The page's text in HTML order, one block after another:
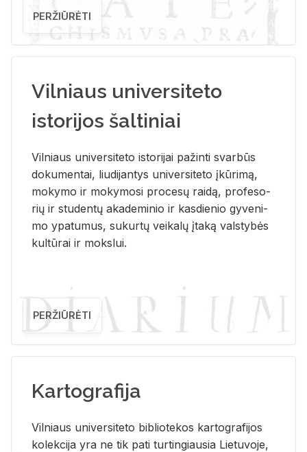
PERŽIŪRĖTI
Vilniaus universiteto
istorijos šaltiniai
Vil­niaus uni­ver­si­te­to is­to­ri­jai pa­žin­ti svar­būs
do­ku­men­tai, liu­di­jan­tys uni­ver­si­te­to įkū­ri­mą,
mo­ky­mo ir mo­ky­mo­si pro­ce­sų rai­dą, pro­fe­so­
rių ir stu­den­tų aka­de­mi­nio ir kas­die­nio gy­ve­ni­
mo ypa­tu­mus, su­kur­tų vei­ka­lų įta­ką vals­ty­bės
kul­tū­rai ir moks­lui.
PERŽIŪRĖTI
Kartografija
Vil­niaus uni­ver­si­te­to bi­b­lio­te­kos kar­to­gra­fi­jos
ko­lek­ci­ja yra ne tik pati tur­tin­giau­sia Lie­tu­vo­je,